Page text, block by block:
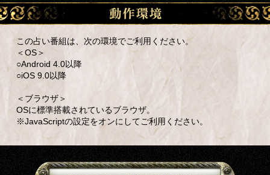
この占い番組は、次の環境でご利用ください。
＜OS＞
○Android 4.0以降
○iOS 9.0以降
＜ブラウザ＞
OSに標準搭載されているブラウザ。
※JavaScriptの設定をオンにしてご利用ください。